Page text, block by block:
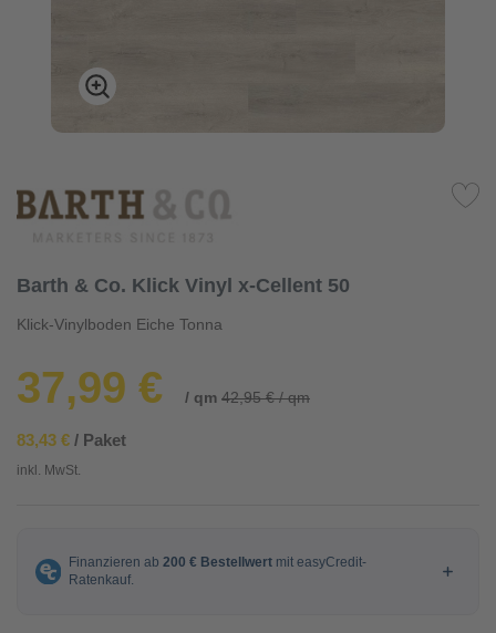
Barth & Co. Klick Vinyl x-Cellent 50
Klick-Vinylboden Eiche Tonna
37,99 € / qm 42,95 € / qm
83,43 € / Paket
inkl. MwSt.